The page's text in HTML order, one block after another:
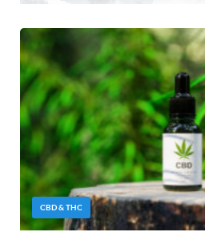
CBD & THC